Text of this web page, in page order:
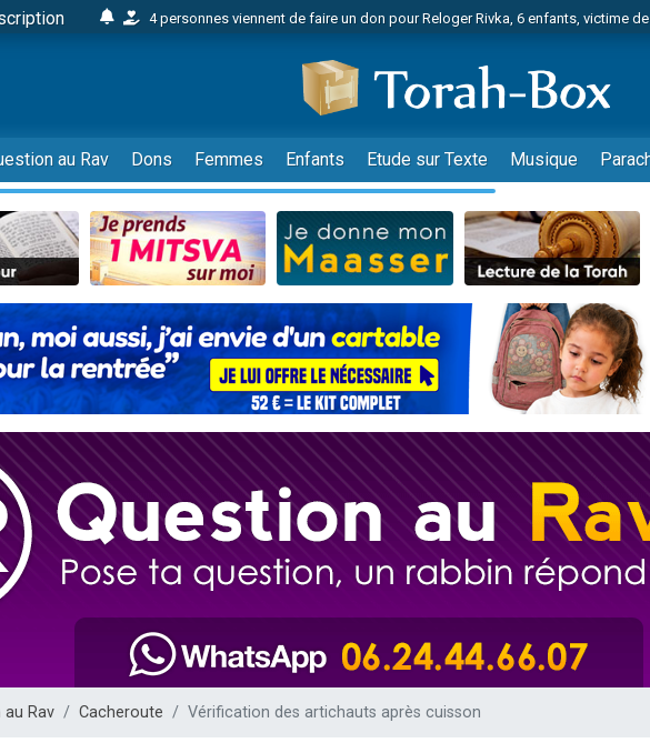
4 personnes viennent de faire un don pour Reloger Rivka, 6 enfants, victime de
17 personnes viennent de demander une bénédiction
4 personnes viennent de nous rejoindre sur WhatsApp
Il reste 49 places pour étudier en groupe sur Zoom
23 personnes viennent de faire un don pour Diane, 80 ans, dans un
Eva vient de donner son Maasser
4 personnes viennent de nous rejoindre sur WhatsApp
3 personnes viennent de nous rejoindre sur WhatsApp
3 personnes viennent de faire un don pour 5 jours de vacances aux Orphelins
Odaya vient de donner son Maasser
2 personnes viennent de nous rejoindre sur WhatsApp
13 personnes viennent de demander une bénédiction
12 nouvelles musiques dans Torah-Box Music
30 personnes viennent de faire un don pour Sauvez la jambe de Yohan
Il reste 49 places pour étudier en groupe sur Zoom
2 personnes viennent de nous rejoindre sur WhatsApp
2 nouvelles musiques dans Torah-Box Music
6 personnes viennent de nous rejoindre sur WhatsApp
au Rav Dons Femmes Enfants Etude sur Texte Musique
au Rav Cacheroute Vérification des artichauts après cuisson